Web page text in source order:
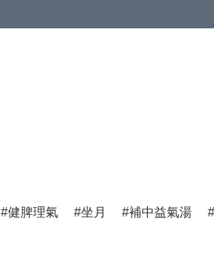
健脾理氣 坐月 補中益氣湯